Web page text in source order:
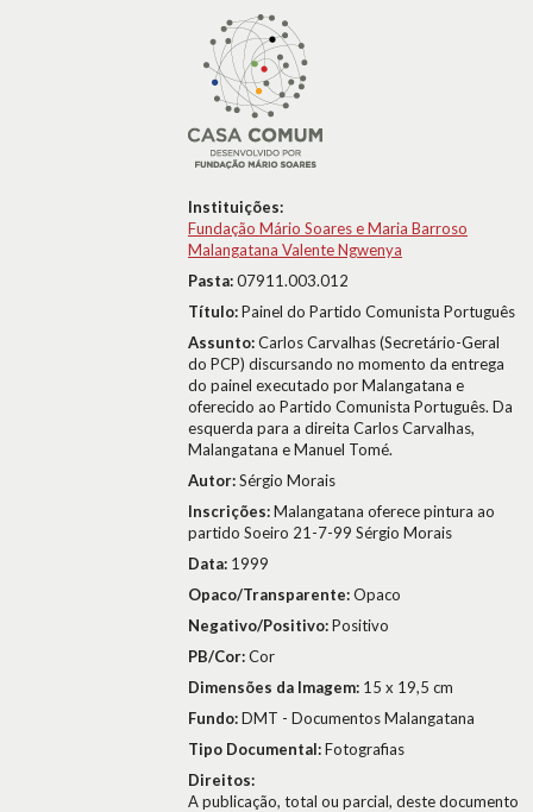
Instituições:
Fundação Mário Soares e Maria Barroso
Malangatana Valente Ngwenya
Pasta:07911.003.012
Título:Painel do Partido Comunista Português
Assunto:Carlos Carvalhas (Secretário-Geral
do PCP) discursando no momento da entrega
do painel executado por Malangatana e
oferecido ao Partido Comunista Português. Da
esquerda para a direita Carlos Carvalhas,
Malangatana e Manuel Tomé.
Autor:Sérgio Morais
Inscrições:Malangatana oferece pintura ao
partido Soeiro 21-7-99 Sérgio Morais
Data: 1999
Opaco/Transparente:Opaco
Negativo/Positivo:Positivo
PB/Cor:Cor
Dimensões da Imagem: 15 x 19,5 cm
Fundo:DMT - Documentos Malangatana
Tipo Documental:Fotografias
Direitos:
A publicação, total ou parcial, deste documento